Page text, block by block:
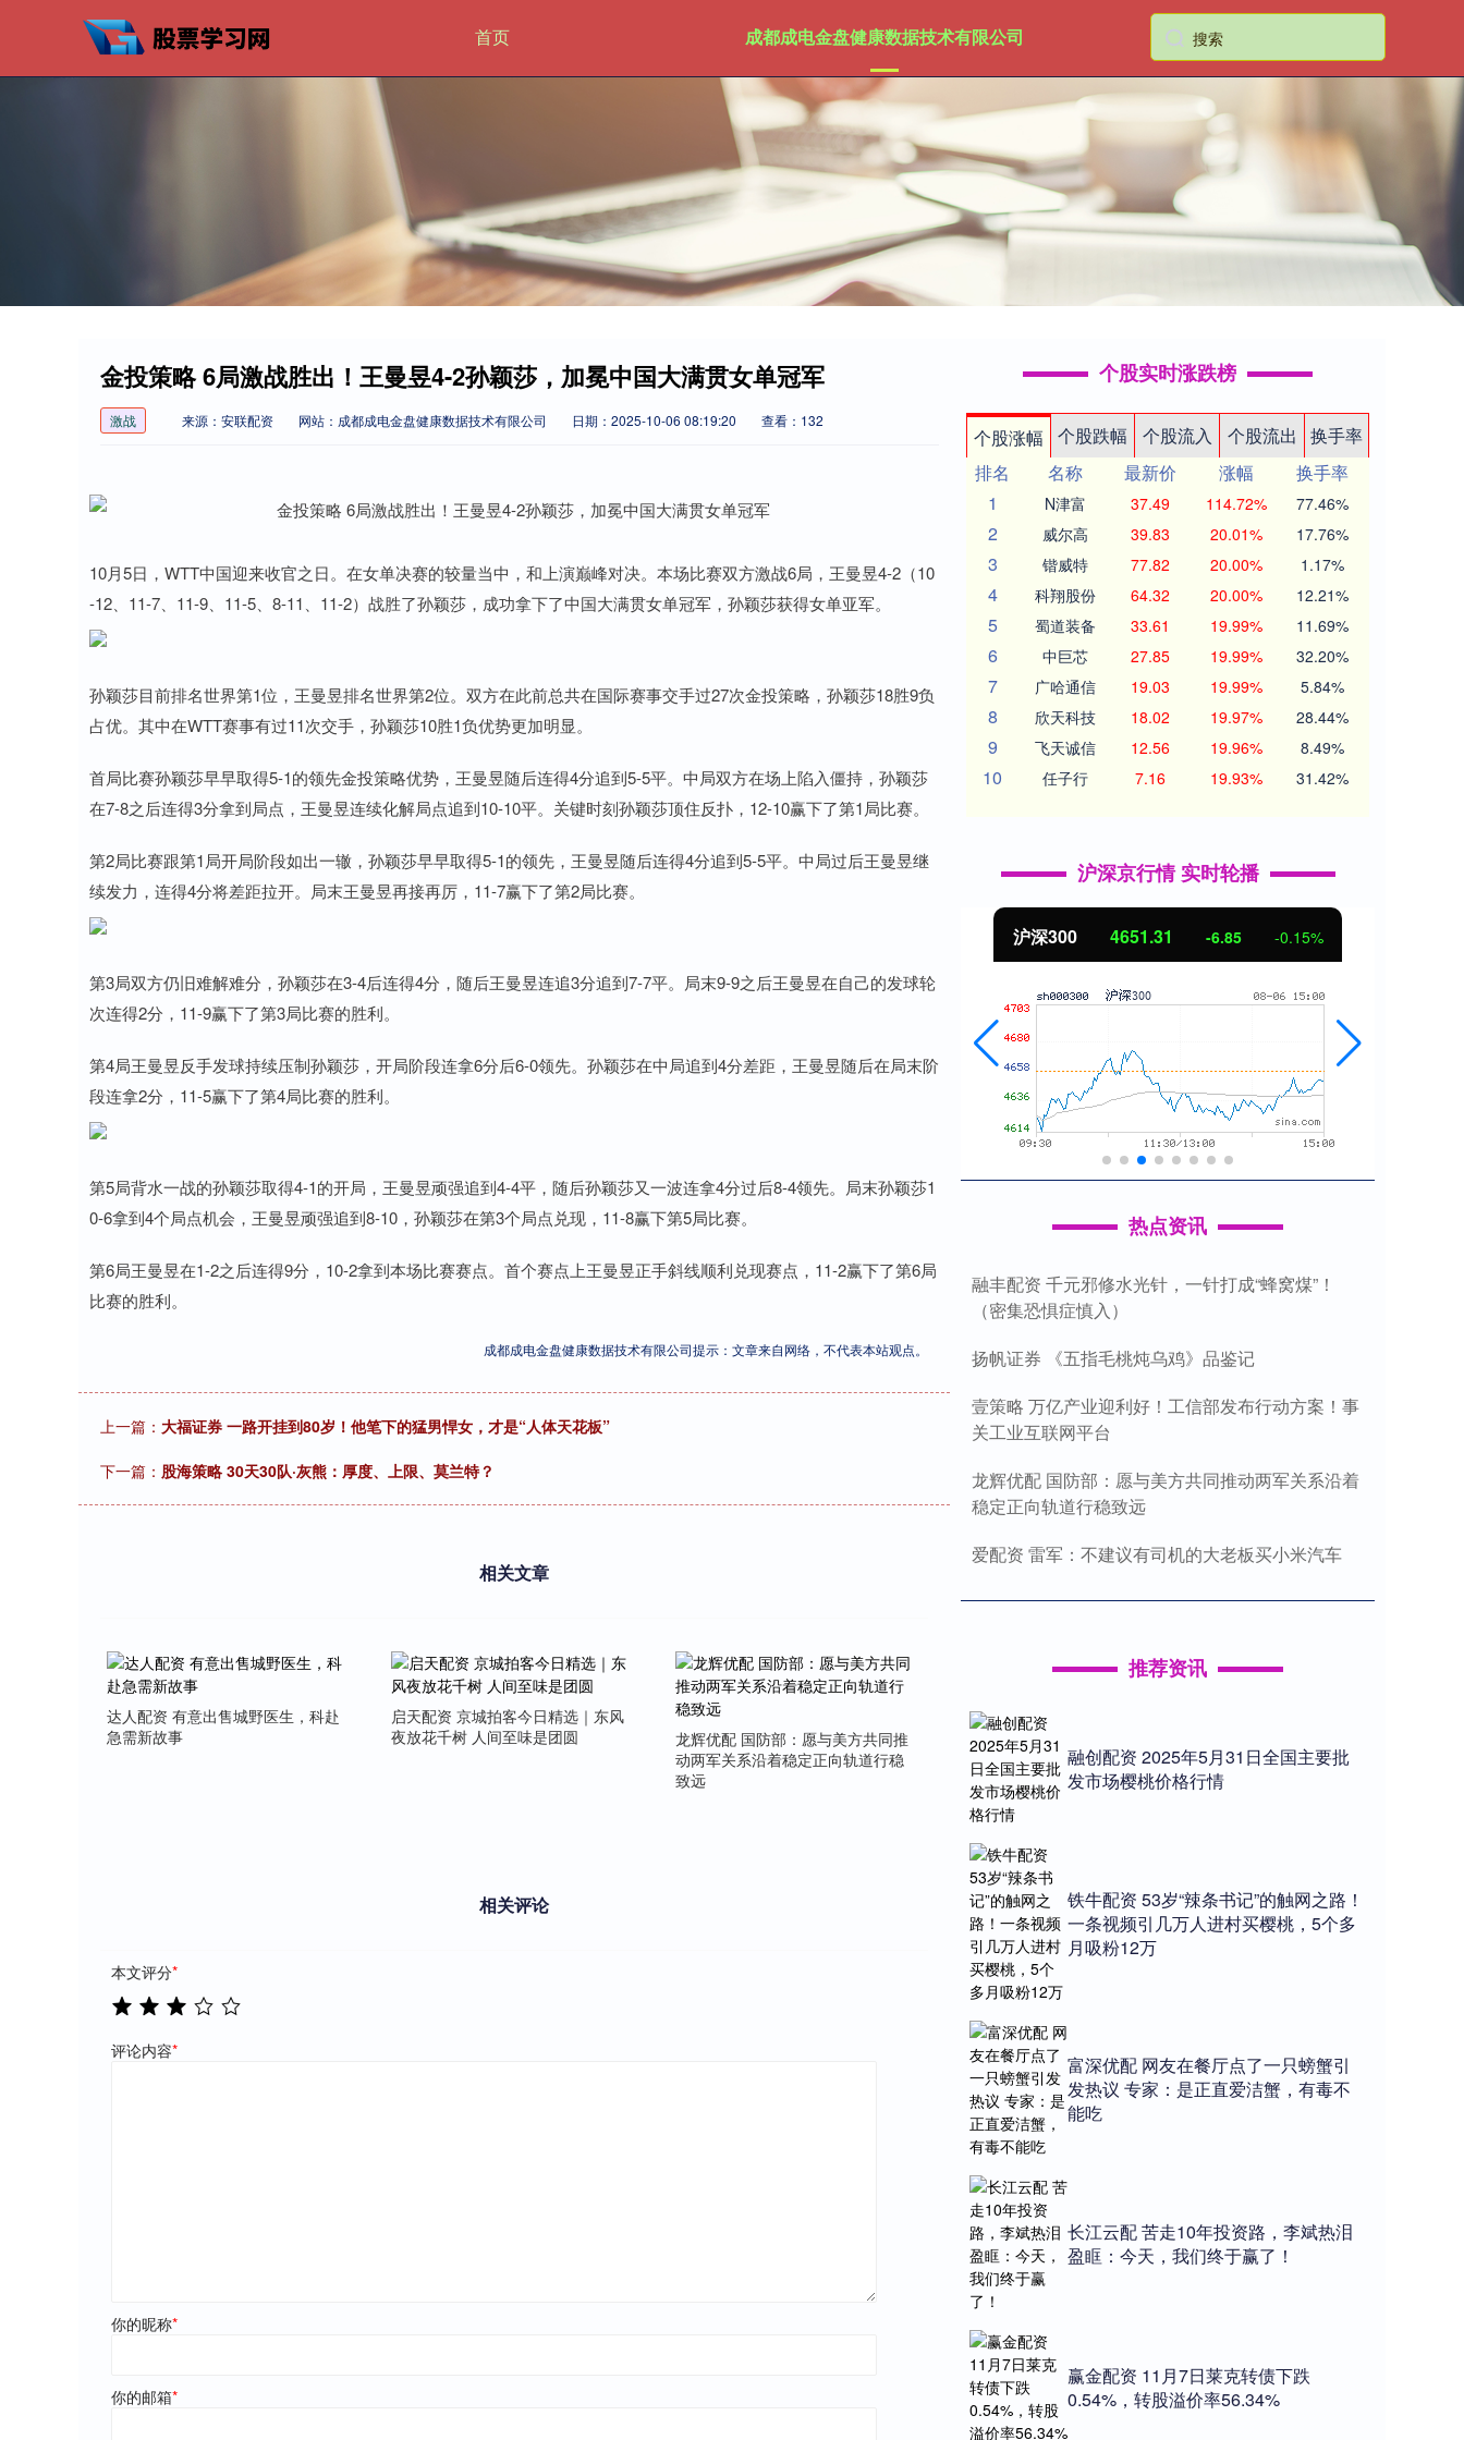
首页 成都成电金盘健康数据技术有限公司
金投策略 6局激战胜出！王曼昱4-2孙颖莎，加冕中国大满贯女单冠军
激战 来源：安联配资 网站：成都成电金盘健康数据技术有限公司 日期：2025-10-06 08:19:20 查看：132
10月5日，WTT中国迎来收官之日。在女单决赛的较量当中，和上演巅峰对决。本场比赛双方激战6局，王曼昱4-2（10
-12、11-7、11-9、11-5、8-11、11-2）战胜了孙颖莎，成功拿下了中国大满贯女单冠军，孙颖莎获得女单亚军。
孙颖莎目前排名世界第1位，王曼昱排名世界第2位。双方在此前总共在国际赛事交手过27次金投策略，孙颖莎18胜9负
占优。其中在WTT赛事有过11次交手，孙颖莎10胜1负优势更加明显。
首局比赛孙颖莎早早取得5-1的领先金投策略优势，王曼昱随后连得4分追到5-5平。中局双方在场上陷入僵持，孙颖莎
在7-8之后连得3分拿到局点，王曼昱连续化解局点追到10-10平。关键时刻孙颖莎顶住反扑，12-10赢下了第1局比赛。
第2局比赛跟第1局开局阶段如出一辙，孙颖莎早早取得5-1的领先，王曼昱随后连得4分追到5-5平。中局过后王曼昱继
续发力，连得4分将差距拉开。局末王曼昱再接再厉，11-7赢下了第2局比赛。
第3局双方仍旧难解难分，孙颖莎在3-4后连得4分，随后王曼昱连追3分追到7-7平。局末9-9之后王曼昱在自己的发球轮
次连得2分，11-9赢下了第3局比赛的胜利。
第4局王曼昱反手发球持续压制孙颖莎，开局阶段连拿6分后6-0领先。孙颖莎在中局追到4分差距，王曼昱随后在局末阶
段连拿2分，11-5赢下了第4局比赛的胜利。
第5局背水一战的孙颖莎取得4-1的开局，王曼昱顽强追到4-4平，随后孙颖莎又一波连拿4分过后8-4领先。局末孙颖莎1
0-6拿到4个局点机会，王曼昱顽强追到8-10，孙颖莎在第3个局点兑现，11-8赢下第5局比赛。
第6局王曼昱在1-2之后连得9分，10-2拿到本场比赛赛点。首个赛点上王曼昱正手斜线顺利兑现赛点，11-2赢下了第6局
比赛的胜利。
成都成电金盘健康数据技术有限公司提示：文章来自网络，不代表本站观点。
上一篇： 大福证券 一路开挂到80岁！他笔下的猛男悍女，才是“人体天花板”
下一篇： 股海策略 30天30队·灰熊：厚度、上限、莫兰特？
相关文章
达人配资 有意出售城野医生，科赴
急需新故事
启天配资 京城拍客今日精选｜东风
夜放花千树 人间至味是团圆
龙辉优配 国防部：愿与美方共同推
动两军关系沿着稳定正向轨道行稳
致远
相关评论
本文评分*
评论内容*
你的昵称*
你的邮箱*
个股实时涨跌榜
个股涨幅 个股跌幅 个股流入 个股流出
换手率
排名
名称 最新价 涨幅
换手率
1
N津富 37.49 114.72% 77.46%
2 威尔高 39.83 20.01% 17.76%
3 锴威特 77.82 20.00% 1.17%
4 科翔股份 64.32 20.00% 12.21%
5 蜀道装备 33.61 19.99% 11.69%
6 中巨芯 27.85 19.99% 32.20%
7 广哈通信 19.03 19.99% 5.84%
8 欣天科技 18.02 19.97% 28.44%
9 飞天诚信 12.56 19.96% 8.49%
10 任子行 7.16 19.93% 31.42%
沪深京行情 实时轮播
上证指数 4651.31 -6.85 -0.15%
热点资讯
融丰配资 千元邪修水光针，一针打成“蜂窝煤”！
（密集恐惧症慎入）
扬帆证券 《五指毛桃炖乌鸡》品鉴记
壹策略 万亿产业迎利好！工信部发布行动方案！事
关工业互联网平台
龙辉优配 国防部：愿与美方共同推动两军关系沿着
稳定正向轨道行稳致远
爱配资 雷军：不建议有司机的大老板买小米汽车
推荐资讯
融创配资 2025年5月31日全国主要批
发市场樱桃价格行情
铁牛配资 53岁“辣条书记”的触网之路！
一条视频引几万人进村买樱桃，5个多
月吸粉12万
富深优配 网友在餐厅点了一只螃蟹引
发热议 专家：是正直爱洁蟹，有毒不
能吃
长江云配 苦走10年投资路，李斌热泪
盈眶：今天，我们终于赢了！
赢金配资 11月7日莱克转债下跌
0.54%，转股溢价率56.34%